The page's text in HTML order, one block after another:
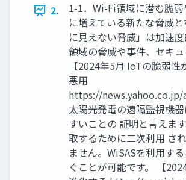
2.
1-1．Wi-Fi領域に潜む脆
に増えている新たな脅威
に見えない脅威」は加速
領域の脅威や事件、セキ
【2024年5月 IoTの脆弱
悪用
https://
太陽光発電の遠隔監視機
すいことの 証明と言えま
取するために二次利用 さ
ません。WiSASを利用す
ぐことが可能です。 【